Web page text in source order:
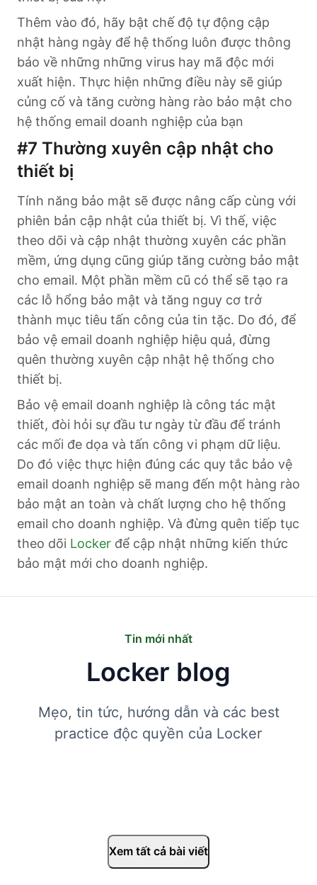
Thêm vào đó, hãy bật chế độ tự động cập
nhật hàng ngày để hệ thống luôn được thông
báo về những những virus hay mã độc mới
xuất hiện. Thực hiện những điều này sẽ giúp
củng cố và tăng cường hàng rào bảo mật cho
hệ thống email doanh nghiệp của bạn
#7 Thường xuyên cập nhật cho
thiết bị
Tính năng bảo mật sẽ được nâng cấp cùng với
phiên bản cập nhật của thiết bị. Vì thế, việc
theo dõi và cập nhật thường xuyên các phần
mềm, ứng dụng cũng giúp tăng cường bảo mật
cho email. Một phần mềm cũ có thể sẽ tạo ra
các lỗ hổng bảo mật và tăng nguy cơ trở
thành mục tiêu tấn công của tin tặc. Do đó, để
bảo vệ email doanh nghiệp hiệu quả, đừng
quên thường xuyên cập nhật hệ thống cho
thiết bị.
Bảo vệ email doanh nghiệp là công tác mật
thiết, đòi hỏi sự đầu tư ngày từ đầu để tránh
các mối đe dọa và tấn công vi phạm dữ liệu.
Do đó việc thực hiện đúng các quy tắc bảo vệ
email doanh nghiệp sẽ mang đến một hàng rào
bảo mật an toàn và chất lượng cho hệ thống
email cho doanh nghiệp. Và đừng quên tiếp tục
theo dõi Locker để cập nhật những kiến thức
bảo mật mới cho doanh nghiệp.
Tin mới nhất
Locker blog
Mẹo, tin tức, hướng dẫn và các best
practice độc quyền của Locker
Xem tất cả bài viết